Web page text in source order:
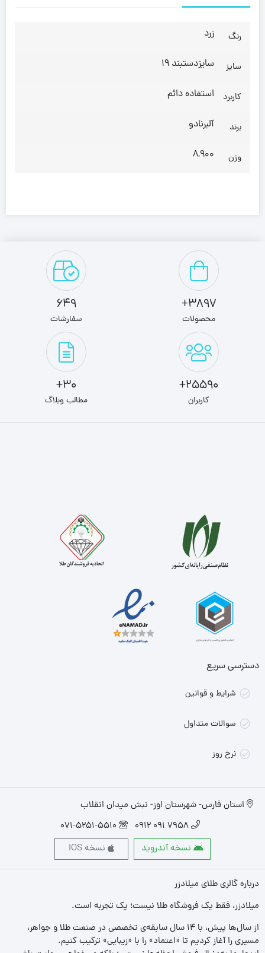
رنگ زرد
سایز سایزدستبند 19
کاربرد استفاده دائم
برند آلبرنادو
وزن 8,900
3897+
محصولات
649
سفارشات
25590+
کاربران
30+
مطالب وبلاگ
دسترسی سریع
شرایط و قوانین
سوالات متداول
نرخ روز
استان فارس- شهرستان اوز- نبش میدان انقلاب
7958 091 0912
071-5251-5510
نسخه آندروید
نسخه IOS
درباره گالری طلای میلادزر
میلادزر، فقط یک فروشگاه طلا نیست؛ یک تجربه‌ است.
از سال‌ها پیش، با ۱۴ سال سابقه‌ی تخصصی در صنعت طلا و جواهر،
مسیری را آغاز کردیم تا «اعتماد» را با «زیبایی» ترکیب کنیم.